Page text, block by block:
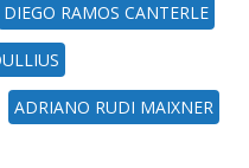
DIEGO RAMOS CANTERLE
ADRIANO RUDI MAIXNER